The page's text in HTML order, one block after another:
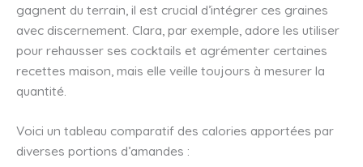
gagnent du terrain, il est crucial d’intégrer ces graines
avec discernement. Clara, par exemple, adore les utiliser
pour rehausser ses cocktails et agrémenter certaines
recettes maison, mais elle veille toujours à mesurer la
quantité.
Voici un tableau comparatif des calories apportées par
diverses portions d’amandes :